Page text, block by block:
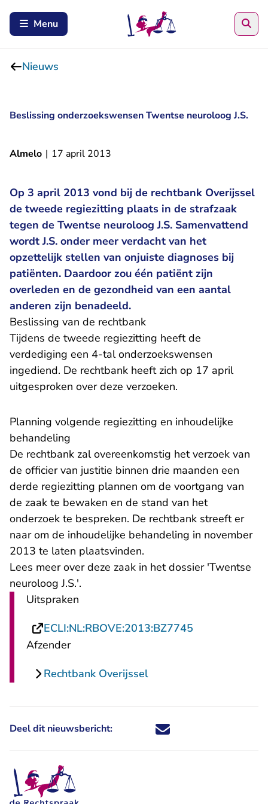
Menu
Nieuws
Beslissing onderzoekswensen Twentse neuroloog J.S.
Almelo | 17 april 2013
Op 3 april 2013 vond bij de rechtbank Overijssel
de tweede regiezitting plaats in de strafzaak
tegen de Twentse neuroloog J.S. Samenvattend
wordt J.S. onder meer verdacht van het
opzettelijk stellen van onjuiste diagnoses bij
patiënten. Daardoor zou één patiënt zijn
overleden en de gezondheid van een aantal
anderen zijn benadeeld.
Beslissing van de rechtbank
Tijdens de tweede regiezitting heeft de
verdediging een 4-tal onderzoekswensen
ingediend. De rechtbank heeft zich op 17 april
uitgesproken - U verlaat Rechtspraak.nl
over deze verzoeken.
Planning volgende regiezitting en inhoudelijke
behandeling
De rechtbank zal overeenkomstig het verzoek van
de officier van justitie binnen drie maanden een
derde regiezitting plannen om de voortgang van
de zaak te bewaken en de stand van het
onderzoek te bespreken. De rechtbank streeft er
naar om de inhoudelijke behandeling in november
2013 te laten plaatsvinden.
Lees meer over deze zaak in het dossier 'Twentse
neuroloog J.S.'.
Uitspraken
ECLI:NL:RBOVE:2013:BZ7745
Afzender
Rechtbank Overijssel
Deel dit nieuwsbericht: Deel dit nieuwsbericht via X -
Deel dit nieuwsbericht via
Deel dit nieuwsbericht
Deel dit